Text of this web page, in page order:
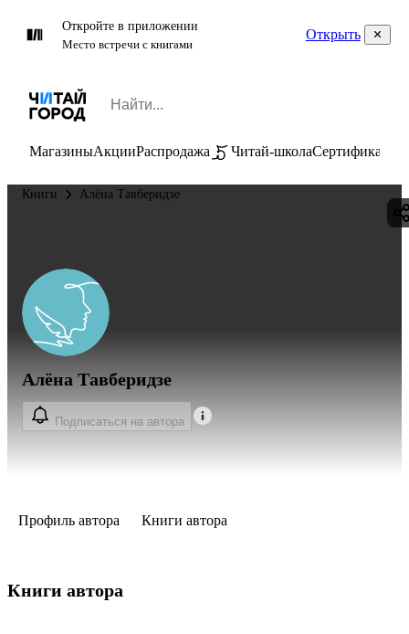
Откройте в приложении
Место встречи с книгами
Открыть
МагазиныАкцииРаспродажа Читай-школаСертификаты
Книги Алёна Тавберидзе
Алёна Тавберидзе
Подписаться на автора
Профиль автора Книги автора
Книги автора